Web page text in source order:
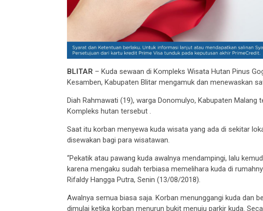
BLITAR – Kuda sewaan di Kompleks Wisata Hutan Pinus
Kesamben, Kabupaten Blitar mengamuk dan menewaskan
Diah Rahmawati (19), warga Donomulyo, Kabupaten Malang
Kompleks hutan tersebut .
Saat itu korban menyewa kuda wisata yang ada di sekitar
disewakan bagi para wisatawan.
“Pekatik atau pawang kuda awalnya mendampingi, lalu
karena mengaku sudah terbiasa memelihara kuda di
Rifaldy Hangga Putra, Senin (13/08/2018).
Awalnya semua biasa saja. Korban menunggangi kuda dan
dimulai ketika korban menurun bukit menuju parkir kuda.